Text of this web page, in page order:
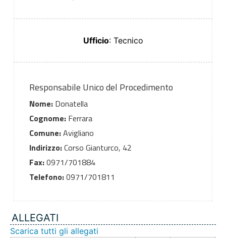
Ufficio: Tecnico
Responsabile Unico del Procedimento
Nome:Donatella
Cognome:Ferrara
Comune:Avigliano
Indirizzo:Corso Gianturco, 42
Fax:0971/701884
Telefono:0971/701811
ALLEGATI
Scarica tutti gli allegati